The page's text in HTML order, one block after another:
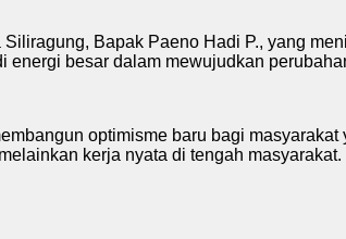
Bapak Paeno Hadi P., yang
energi besar dalam mewujudkan
optimisme baru bagi
kerja nyata di tengah masyarakat.